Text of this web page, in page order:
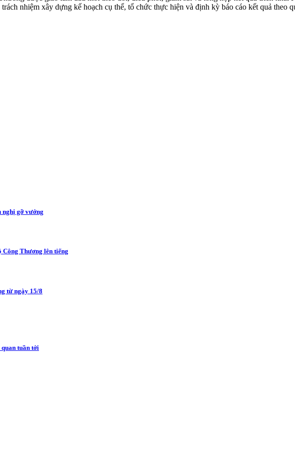
nhiệm xây dựng kế hoạch cụ thể, tổ chức thực hiện và định kỳ báo cáo kết quả theo
nghị gỡ vướng
Công Thương lên tiếng
từ ngày 15/8
tuần tới